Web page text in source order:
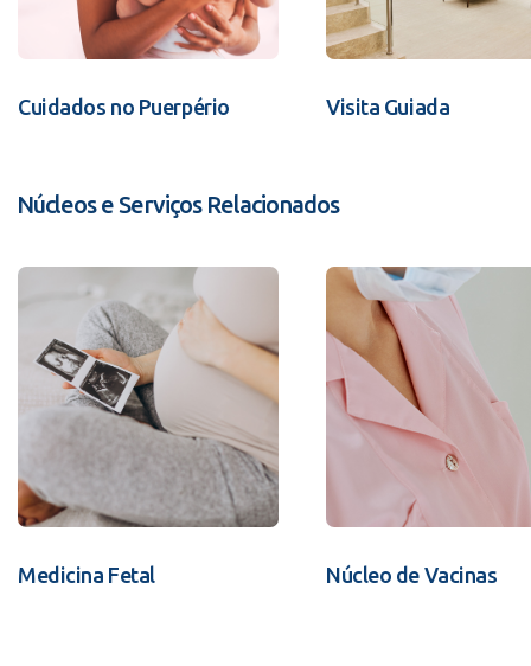
Cuidados no Puerpério Visita Guiada
Núcleos e Serviços Relacionados
Medicina Fetal Núcleo de Vacinas